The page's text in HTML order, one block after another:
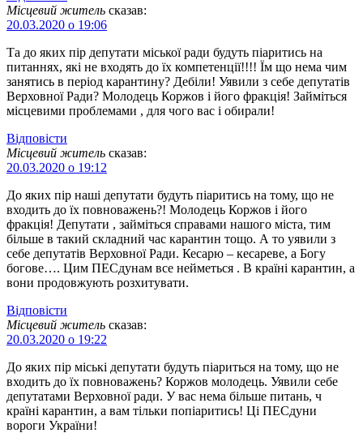
Місцевий житель сказав:
20.03.2020 о 19:06
Та до яких пір депутати міської ради будуть піаритись на
питаннях, які не входять до їх компетенції!!!! Їм що нема чим
занятись в період карантину? Дебіли! Уявили з себе депутатів
Верховної Ради? Молодець Коржов і його фракція! Займіться
місцевими проблемами , для чого вас і обирали!
Відповіcти
Місцевий житель сказав:
20.03.2020 о 19:12
До яких пір наші депутати будуть піаритись на тому, що не
входить до їх повноважень?! Молодець Коржов і його
фракція! Депутати , займіться справами нашого міста, тим
більше в такий складний час карантин тощо. А то уявили з
себе депутатів Верховної Ради. Кесарю – кесареве, а Богу
богове…. Цим ПЕСдунам все нейметься . В країні карантин, а
вони продовжують розхитувати.
Відповіcти
Місцевий житель сказав:
20.03.2020 о 19:22
До яких пір міські депутати будуть піариться на тому, що не
входить до їх повноважень? Коржов молодець. Уявили себе
депутатами Верховної ради. У вас нема більше питань, ч
країні карантин, а вам тільки попіаритись! Ці ПЕСдуни
вороги України!